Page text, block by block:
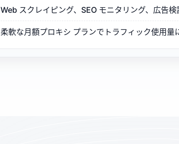
Web スクレイピング、SEO モニタリング、広告
柔軟な月額プロキシ プランでトラフィック使用量